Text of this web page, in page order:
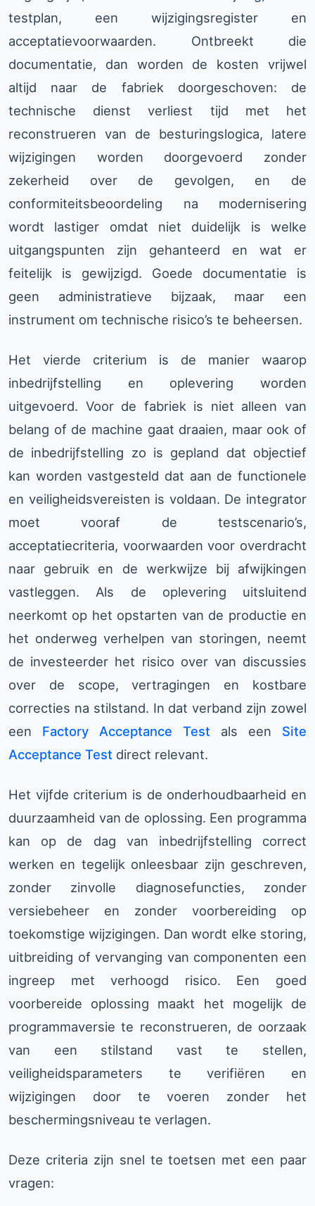
testplan, een wijzigingsregister en
acceptatievoorwaarden. Ontbreekt die
documentatie, dan worden de kosten vrijwel
altijd naar de fabriek doorgeschoven: de
technische dienst verliest tijd met het
reconstrueren van de besturingslogica, latere
wijzigingen worden doorgevoerd zonder
zekerheid over de gevolgen, en de
conformiteitsbeoordeling na modernisering
wordt lastiger omdat niet duidelijk is welke
uitgangspunten zijn gehanteerd en wat er
feitelijk is gewijzigd. Goede documentatie is
geen administratieve bijzaak, maar een
instrument om technische risico’s te beheersen.
Het vierde criterium is de manier waarop
inbedrijfstelling en oplevering worden
uitgevoerd. Voor de fabriek is niet alleen van
belang of de machine gaat draaien, maar ook of
de inbedrijfstelling zo is gepland dat objectief
kan worden vastgesteld dat aan de functionele
en veiligheidsvereisten is voldaan. De integrator
moet vooraf de testscenario’s,
acceptatiecriteria, voorwaarden voor overdracht
naar gebruik en de werkwijze bij afwijkingen
vastleggen. Als de oplevering uitsluitend
neerkomt op het opstarten van de productie en
het onderweg verhelpen van storingen, neemt
de investeerder het risico over van discussies
over de scope, vertragingen en kostbare
correcties na stilstand. In dat verband zijn zowel
een Factory Acceptance Test als een Site
Acceptance Test direct relevant.
Het vijfde criterium is de onderhoudbaarheid en
duurzaamheid van de oplossing. Een programma
kan op de dag van inbedrijfstelling correct
werken en tegelijk onleesbaar zijn geschreven,
zonder zinvolle diagnosefuncties, zonder
versiebeheer en zonder voorbereiding op
toekomstige wijzigingen. Dan wordt elke storing,
uitbreiding of vervanging van componenten een
ingreep met verhoogd risico. Een goed
voorbereide oplossing maakt het mogelijk de
programmaversie te reconstrueren, de oorzaak
van een stilstand vast te stellen,
veiligheidsparameters te verifiëren en
wijzigingen door te voeren zonder het
beschermingsniveau te verlagen.
Deze criteria zijn snel te toetsen met een paar
vragen: